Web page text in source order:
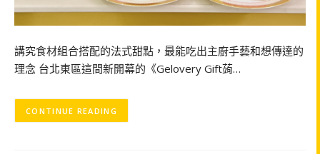
講究食材組合搭配的法式甜點，最能吃出主廚手藝和想傳達的
理念 台北東區這間新開幕的《Gelovery Gift蒟…
CONTINUE READING